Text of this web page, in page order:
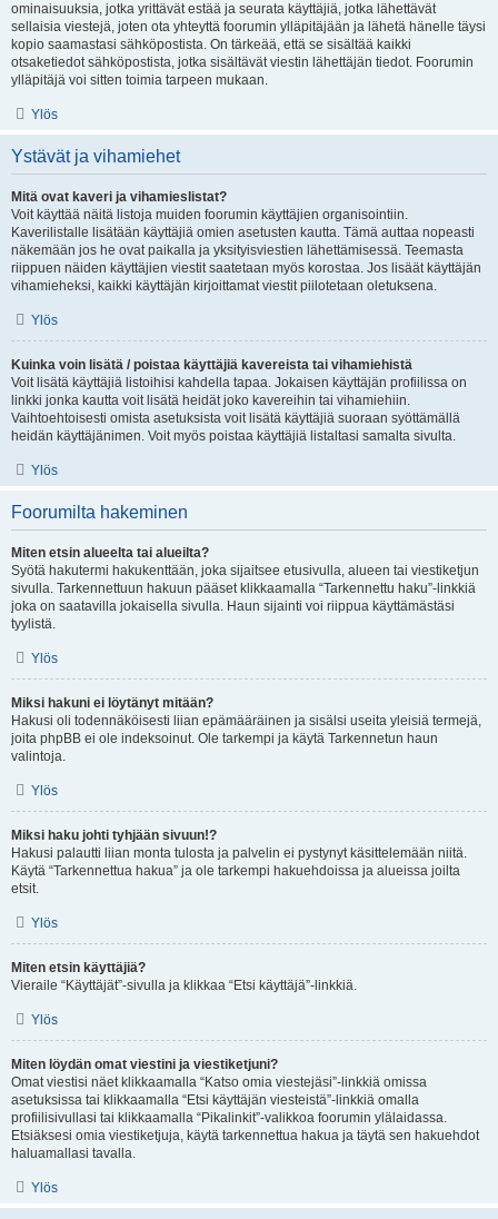
ominaisuuksia, jotka yrittävät estää ja seurata käyttäjiä, jotka lähettävät
sellaisia viestejä, joten ota yhteyttä foorumin ylläpitäjään ja lähetä hänelle täysi
kopio saamastasi sähköpostista. On tärkeää, että se sisältää kaikki
otsaketiedot sähköpostista, jotka sisältävät viestin lähettäjän tiedot. Foorumin
ylläpitäjä voi sitten toimia tarpeen mukaan.
Ylös
Ystävät ja vihamiehet
Mitä ovat kaveri ja vihamieslistat?
Voit käyttää näitä listoja muiden foorumin käyttäjien organisointiin.
Kaverilistalle lisätään käyttäjiä omien asetusten kautta. Tämä auttaa nopeasti
näkemään jos he ovat paikalla ja yksityisviestien lähettämisessä. Teemasta
riippuen näiden käyttäjien viestit saatetaan myös korostaa. Jos lisäät käyttäjän
vihamieheksi, kaikki käyttäjän kirjoittamat viestit piilotetaan oletuksena.
Ylös
Kuinka voin lisätä / poistaa käyttäjiä kavereista tai vihamiehistä
Voit lisätä käyttäjiä listoihisi kahdella tapaa. Jokaisen käyttäjän profiilissa on
linkki jonka kautta voit lisätä heidät joko kavereihin tai vihamiehiin.
Vaihtoehtoisesti omista asetuksista voit lisätä käyttäjiä suoraan syöttämällä
heidän käyttäjänimen. Voit myös poistaa käyttäjiä listaltasi samalta sivulta.
Ylös
Foorumilta hakeminen
Miten etsin alueelta tai alueilta?
Syötä hakutermi hakukenttään, joka sijaitsee etusivulla, alueen tai viestiketjun
sivulla. Tarkennettuun hakuun pääset klikkaamalla “Tarkennettu haku”-linkkiä
joka on saatavilla jokaisella sivulla. Haun sijainti voi riippua käyttämästäsi
tyylistä.
Ylös
Miksi hakuni ei löytänyt mitään?
Hakusi oli todennäköisesti liian epämääräinen ja sisälsi useita yleisiä termejä,
joita phpBB ei ole indeksoinut. Ole tarkempi ja käytä Tarkennetun haun
valintoja.
Ylös
Miksi haku johti tyhjään sivuun!?
Hakusi palautti liian monta tulosta ja palvelin ei pystynyt käsittelemään niitä.
Käytä “Tarkennettua hakua” ja ole tarkempi hakuehdoissa ja alueissa joilta
etsit.
Ylös
Miten etsin käyttäjiä?
Vieraile “Käyttäjät”-sivulla ja klikkaa “Etsi käyttäjä”-linkkiä.
Ylös
Miten löydän omat viestini ja viestiketjuni?
Omat viestisi näet klikkaamalla “Katso omia viestejäsi”-linkkiä omissa
asetuksissa tai klikkaamalla “Etsi käyttäjän viesteistä”-linkkiä omalla
profiilisivullasi tai klikkaamalla “Pikalinkit”-valikkoa foorumin ylälaidassa.
Etsiäksesi omia viestiketjuja, käytä tarkennettua hakua ja täytä sen hakuehdot
haluamallasi tavalla.
Ylös